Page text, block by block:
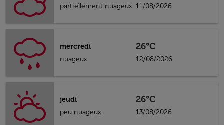
partiellement nuageux 11/08/2026
mercredi
nuageux
26°C
12/08/2026
jeudi
peu nuageux
26°C
13/08/2026